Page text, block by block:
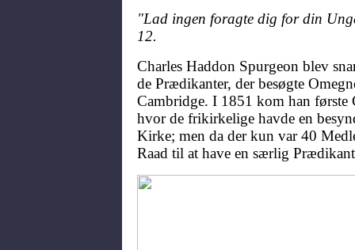
"Lad ingen foragte dig for din
12.
Charles Haddon Spurgeon blev
de Prædikanter, der besøgte
Cambridge. I 1851 kom han første
hvor de frikirkelige havde en
Kirke; men da der kun var 40
Raad til at have en særlig